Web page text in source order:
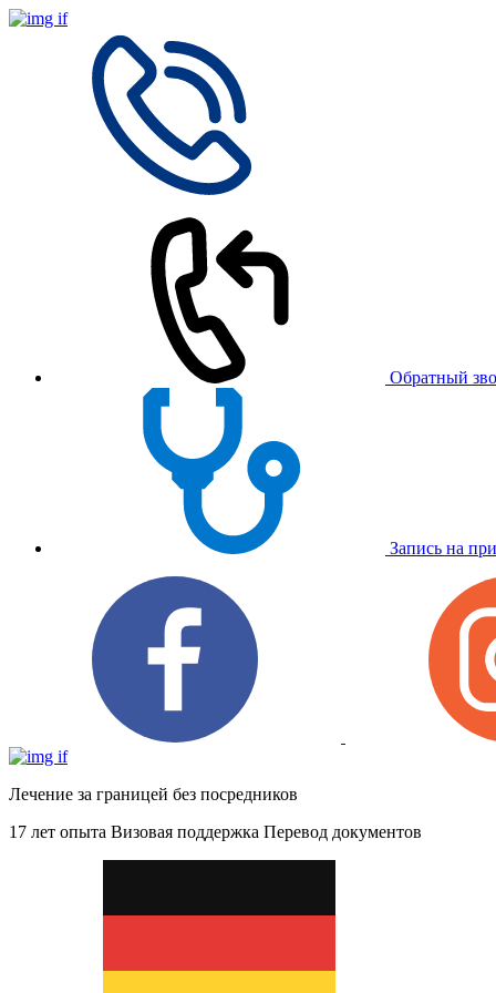
Обратный
Запись на
Лечение за границей без посредников
17 лет опыта Визовая поддержка Перевод документов